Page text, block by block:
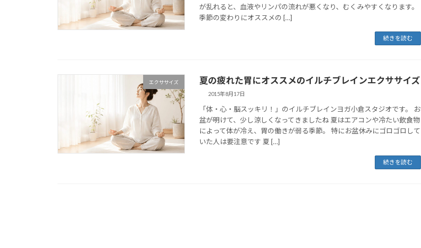
が乱れると、血液やリンパの流れが悪くなり、むくみやすくなります。
季節の変わりにオススメの […]
続きを読む
エクササイズ 夏の疲れた胃にオススメのイルチブレインエクササイズ
2015年8月17日
「体・心・脳スッキリ！」のイルチブレインヨガ小倉スタジオです。 お
盆が明けて、少し涼しくなってきましたね 夏はエアコンや冷たい飲食物
によって体が冷え、胃の働きが弱る季節。 特にお盆休みにゴロゴロして
いた人は要注意です 夏 […]
続きを読む